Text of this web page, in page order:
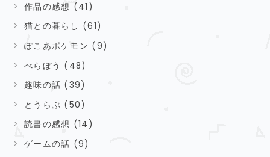
作品の感想 (41)
猫との暮らし (61)
ぽこあポケモン (9)
べらぼう (48)
趣味の話 (39)
とうらぶ (50)
読書の感想 (14)
ゲームの話 (9)